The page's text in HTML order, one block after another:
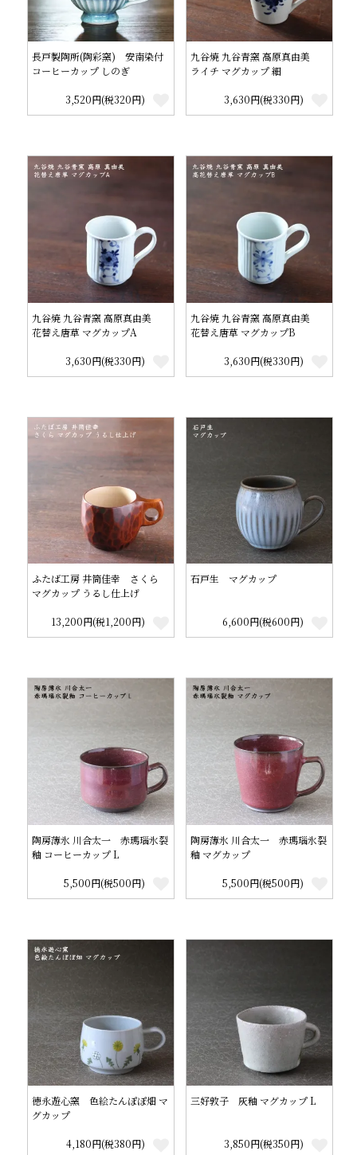
長戸製陶所(陶彩窯) 安南染付
コーヒーカップ しのぎ
3,520円(税320円)
九谷焼 九谷青窯 高原真由美
ライチ マグカップ 細
3,630円(税330円)
九谷焼 九谷青窯 高原真由美
花替え唐草 マグカップA
3,630円(税330円)
九谷焼 九谷青窯 高原真由美
花替え唐草 マグカップB
3,630円(税330円)
ふたば工房 井筒佳幸 さくら
マグカップ うるし仕上げ
13,200円(税1,200円)
石戸生 マグカップ
6,600円(税600円)
陶房薄氷 川合太一 赤瑪瑙氷裂
釉 コーヒーカップ L
5,500円(税500円)
陶房薄氷 川合太一 赤瑪瑙氷裂
釉 マグカップ
5,500円(税500円)
徳永遊心窯 色絵たんぽぽ畑 マ
グカップ
4,180円(税380円)
三好敦子 灰釉 マグカップ L
3,850円(税350円)